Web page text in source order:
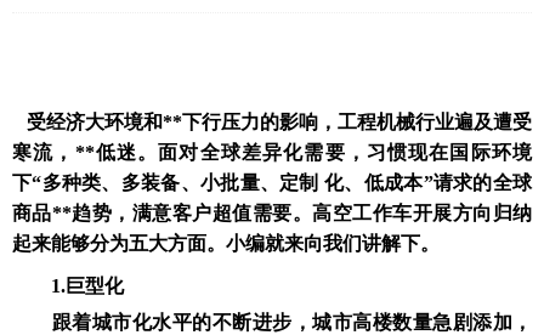
受经济大环境和**下行压力的影响，工程机械行业遍及遭受
寒流，**低迷。面对全球差异化需要，习惯现在国际环境
下“多种类、多装备、小批量、定制 化、低成本”请求的全球
商品**趋势，满意客户超值需要。高空工作车开展方向归纳
起来能够分为五大方面。小编就来向我们讲解下。
1.巨型化
跟着城市化水平的不断进步，城市高楼数量急剧添加，